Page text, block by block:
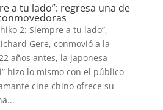
a tu lado”: regresa una de
2: Siempre a tu lado”,
Gere, conmovió a la
años antes, la japonesa
hizo lo mismo con el público
cine chino ofrece su